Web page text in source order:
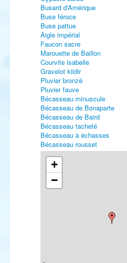
Busard d'Amérique
Buse féroce
Buse pattue
Aigle impérial
Faucon sacre
Marouette de Baillon
Courvite isabelle
Gravelot kildir
Pluvier bronzé
Pluvier fauve
Bécasseau minuscule
Bécasseau de Bonaparte
Bécasseau de Baird
Bécasseau tacheté
Bécasseau à échasses
Bécasseau rousset
Bécassin à long bec
Chevalier stagnatile
Chevalier à pattes jaunes
Chevalier bargette
Chevalier grivelé
+
−